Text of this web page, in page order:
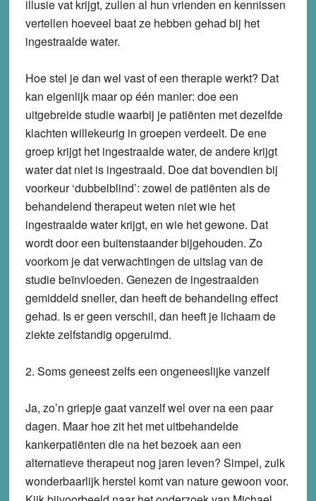
illusie vat krijgt, zullen al hun vrienden en kennissen
vertellen hoeveel baat ze hebben gehad bij het
ingestraalde water.
Hoe stel je dan wel vast of een therapie werkt? Dat
kan eigenlijk maar op één manier: doe een
uitgebreide studie waarbij je patiënten met dezelfde
klachten willekeurig in groepen verdeelt. De ene
groep krijgt het ingestraalde water, de andere krijgt
water dat niet is ingestraald. Doe dat bovendien bij
voorkeur ‘dubbelblind’: zowel de patiënten als de
behandelend therapeut weten niet wie het
ingestraalde water krijgt, en wie het gewone. Dat
wordt door een buitenstaander bijgehouden. Zo
voorkom je dat verwachtingen de uitslag van de
studie beïnvloeden. Genezen de ingestraalden
gemiddeld sneller, dan heeft de behandeling effect
gehad. Is er geen verschil, dan heeft je lichaam de
ziekte zelfstandig opgeruimd.
2. Soms geneest zelfs een ongeneeslijke vanzelf
Ja, zo’n griepje gaat vanzelf wel over na een paar
dagen. Maar hoe zit het met uitbehandelde
kankerpatiënten die na het bezoek aan een
alternatieve therapeut nog jaren leven? Simpel, zulk
wonderbaarlijk herstel komt van nature gewoon voor.